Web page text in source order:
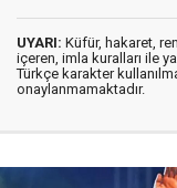
UYARI: Küfür, hakaret,
içeren, imla kuralları ile
Türkçe karakter
onaylanmamaktadır.